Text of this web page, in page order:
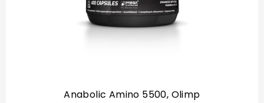
Anabolic Amino 5500, Olimp